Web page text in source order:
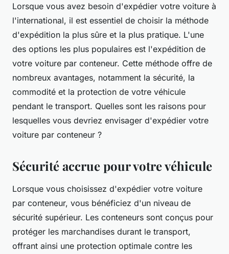
Lorsque vous avez besoin d'expédier votre voiture à
l'international, il est essentiel de choisir la méthode
d'expédition la plus sûre et la plus pratique. L'une
des options les plus populaires est l'expédition de
votre voiture par conteneur. Cette méthode offre de
nombreux avantages, notamment la sécurité, la
commodité et la protection de votre véhicule
pendant le transport. Quelles sont les raisons pour
lesquelles vous devriez envisager d'expédier votre
voiture par conteneur ?
Sécurité accrue pour votre véhicule
Lorsque vous choisissez d'expédier votre voiture
par conteneur, vous bénéficiez d'un niveau de
sécurité supérieur. Les conteneurs sont conçus pour
protéger les marchandises durant le transport,
offrant ainsi une protection optimale contre les